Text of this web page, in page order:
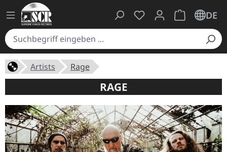
Du hast 0 Produkte
Warenkorb
DE
Artists Rage
RAGE